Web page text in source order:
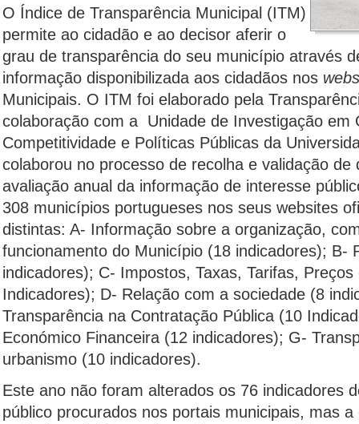
O Índice de Transparência Municipal (ITM)
permite ao cidadão e ao decisor aferir o
grau de transparência do seu município através
informação disponibilizada aos cidadãos nos
Municipais. O ITM foi elaborado pela
colaboração com a Unidade de Investigação em
Competitividade e Políticas Públicas da
colaborou no processo de recolha e validação de
avaliação anual da informação de interesse
308 municípios portugueses nos seus websites
distintas: A- Informação sobre a organização,
funcionamento do Município (18 indicadores); B-
indicadores); C- Impostos, Taxas, Tarifas,
Indicadores); D- Relação com a sociedade (8
Transparência na Contratação Pública (10
Económico Financeira (12 indicadores); G-
urbanismo (10 indicadores).
Este ano não foram alterados os 76 indicadores
público procurados nos portais municipais, mas